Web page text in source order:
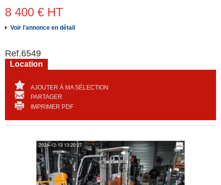
8 400 € HT
Voir l'annonce en détail
Ref.6549
Location
AJOUTER À MA SÉLECTION
PARTAGER
IMPRIMER PDF